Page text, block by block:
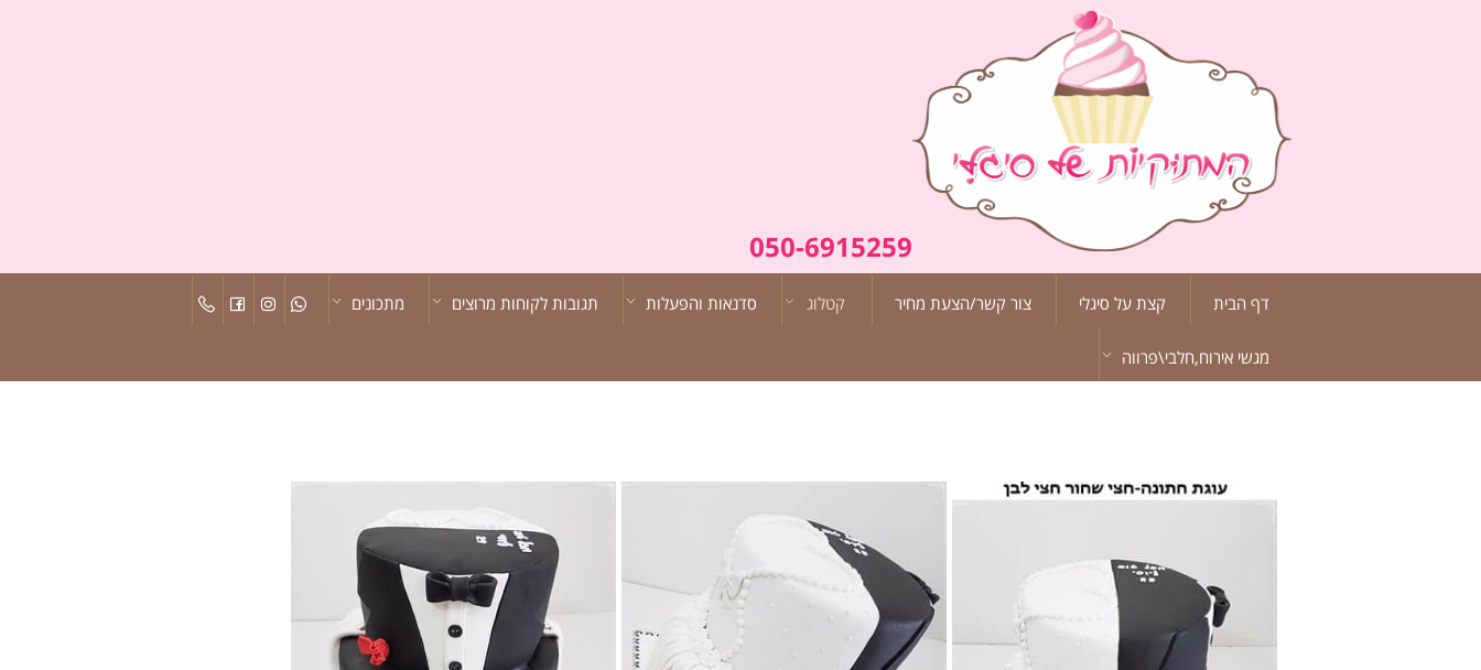
050-6915259
דף הבית קצת על סיגלי צור קשר/הצעת מחיר קטלוג סדנאות והפעלות תגובות לקוחות מרוצים מתכונים
מגשי אירוח,חלבי\פרווה